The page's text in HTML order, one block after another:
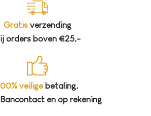
Gratis verzending
orders boven €25,-
veiligebetaling,
Bancontact en op rekening